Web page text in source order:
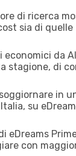
di ricerca
sia di
da
stagione, di
in
su
con